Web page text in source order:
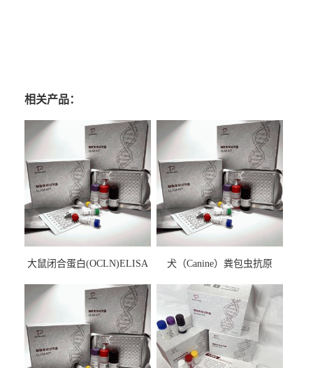
相关产品：
大鼠闭合蛋白(OCLN)ELISA
犬（Canine）粪包虫抗原